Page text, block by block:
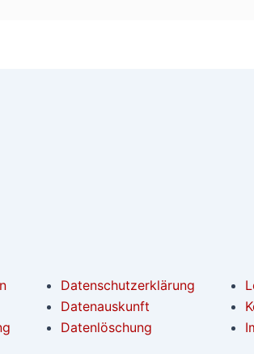
Datenschutzerklärung
Datenauskunft
Datenlöschung